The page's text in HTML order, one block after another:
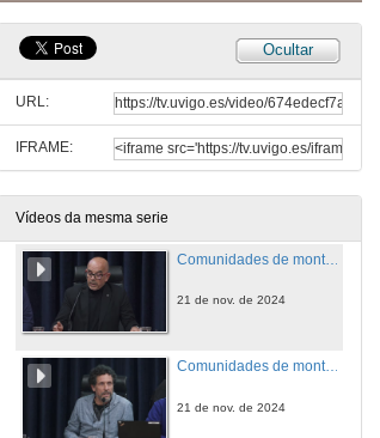
Ocultar
URL:
IFRAME:
Vídeos da mesma serie
Proxectos europeos con actores galegos: EC4RURAL
Proxectos europeos con actores galegos: Quenda de preguntas
21 de nov. de 2024
21 de nov. de 2024
Comunidades de montes convertidas en prosumidoras: Buchabade
21 de nov. de 2024